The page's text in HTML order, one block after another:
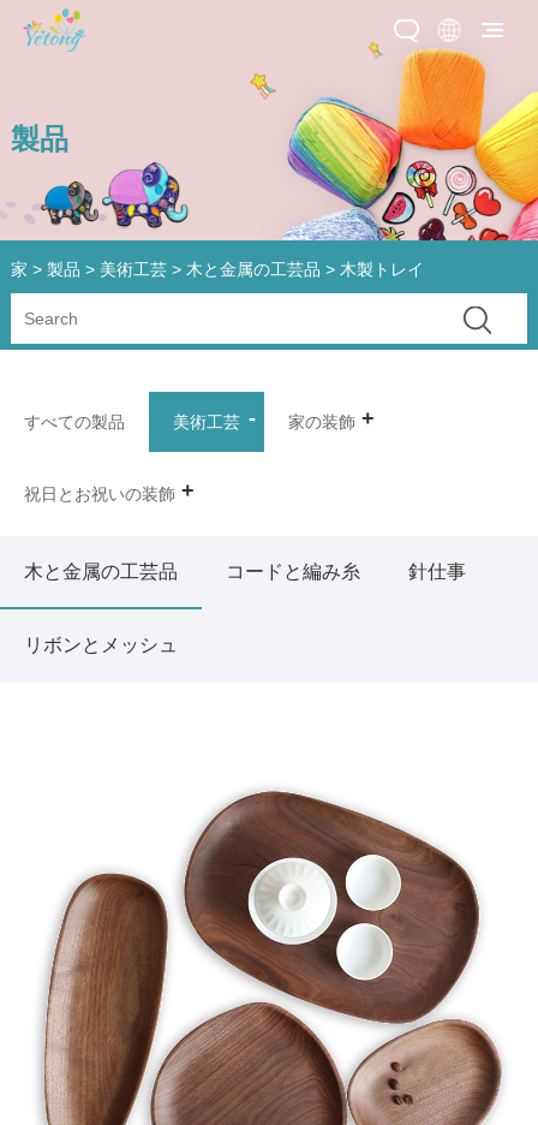
製品
家 > 製品 > 美術工芸> 木と金属の工芸品 > 木製トレイ
すべての製品 美術工芸 家の装飾
祝日とお祝いの装飾
木と金属の工芸品 コードと編み糸 針仕事
リボンとメッシュ